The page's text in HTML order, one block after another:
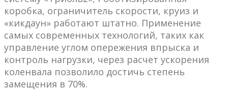
коробка, ограничитель скорости, круиз и
«кикдаун» работают штатно. Применение
самых современных технологий, таких как
управление углом опережения впрыска и
контроль нагрузки, через расчет ускорения
коленвала позволило достичь степень
замещения в 70%.